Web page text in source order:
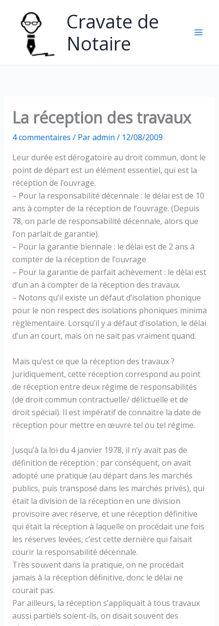
contenu
Cravate de
Notaire
La réception des travaux
4 commentaires / Paradmin / 12/08/2009
Leur durée est dérogatoire au droit commun, dont le
point de départ est un élément essentiel, qui est la
réception de l’ouvrage.
– Pour la responsabilité décennale : le délai est de 10
ans à compter de la réception de l’ouvrage. (Depuis
78, on parle de responsabilité décennale, alors que
l’on parlait de garantie).
– Pour la garantie biennale : le délai est de 2 ans à
compter de la réception de l’ouvrage
– Pour la garantie de parfait achèvement : le délai est
d’un an à compter de la réception des travaux.
– Notons qu’il existe un défaut d’isolation phonique
pour le non respect des isolations phoniques minima
règlementaire. Lorsqu’il y a défaut d’isolation, le délai
d’un an court, mais on ne sait pas vraiment quand.
Mais qu’est ce que la réception des travaux ?
Juridiquement, cette réception correspond au point
de réception entre deux régime de responsabilités
(de droit commun contractuelle/ délictuelle et de
droit spécial). Il est impératif de connaitre la date de
réception pour mettre en œuvre tel ou tel régime.
Jusqu’à la loi du 4 janvier 1978, il n’y avait pas de
définition de réception ; par conséquent, on avait
adopté une pratique (au départ dans les marchés
publics, puis transposé dans les marchés privés), qui
était la division de la réception en une division
provisoire avec réserve, et une réception définitive
qui était la réception à laquelle on procédait une fois
les réserves levées, c’est cette dernière qui faisait
courir la responsabilité décennale.
Très souvent dans la pratique, on ne procédait
jamais à la réception définitive, donc le délai ne
courait pas.
Par ailleurs, la réception s’appliquait à tous travaux
aussi partiels soient-ils, on disait souvent des